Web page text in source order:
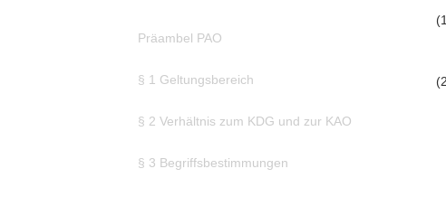
Präambel PAO
§ 1 Geltungsbereich
§ 2 Verhältnis zum KDG und zur KAO
§ 3 Begriffsbestimmungen